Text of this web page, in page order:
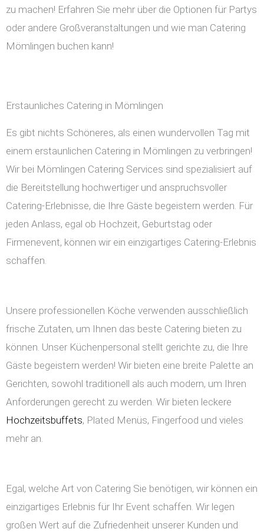
zu machen! Erfahren Sie mehr über die Optionen für Partys
oder andere Großveranstaltungen und wie man Catering
Mömlingen buchen kann!
Erstaunliches Catering in Mömlingen
Es gibt nichts Schöneres, als einen wundervollen Tag mit
einem erstaunlichen Catering in Mömlingen zu verbringen!
Wir bei Mömlingen Catering Services sind spezialisiert auf
die Bereitstellung hochwertiger und anspruchsvoller
Catering-Erlebnisse, die Ihre Gäste begeistern werden. Für
jeden Anlass, egal ob Hochzeit, Geburtstag oder
Firmenevent, können wir ein einzigartiges Catering-Erlebnis
schaffen.
Unsere professionellen Köche verwenden ausschließlich
frische Zutaten, um Ihnen das beste Catering bieten zu
können. Unser Küchenpersonal stellt gerichte zu, die Ihre
Gäste begeistern werden! Wir bieten eine breite Palette an
Gerichten, sowohl traditionell als auch modern, um Ihren
Anforderungen gerecht zu werden. Wir bieten leckere
Hochzeitsbuffets, Plated Menüs, Fingerfood und vieles
mehr an.
Egal, welche Art von Catering Sie benötigen, wir können ein
einzigartiges Erlebnis für Ihr Event schaffen. Wir legen
großen Wert auf die Zufriedenheit unserer Kunden und